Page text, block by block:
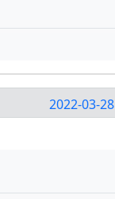
2022-03-28